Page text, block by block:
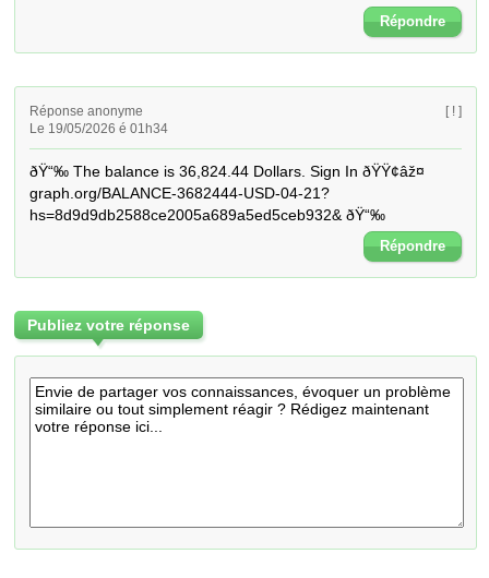
Répondre
Réponse anonyme
Le 19/05/2026 é 01h34
[ ! ]
ðŸ“‰ The balance is 36,824.44 Dollars. Sign In ðŸŸ¢âž¤
graph.org/BALANCE-3682444-USD-04-21?
hs=8d9d9db2588ce2005a689a5ed5ceb932& ðŸ“‰
Répondre
Publiez votre réponse